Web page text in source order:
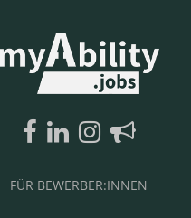
FÜR BEWERBER:INNEN